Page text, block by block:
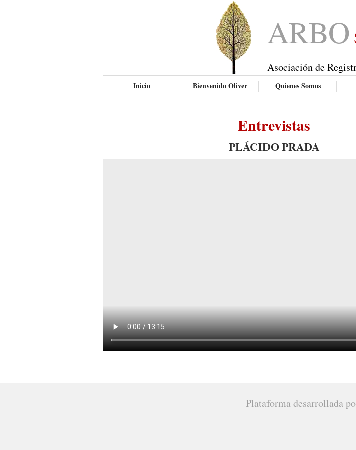
ARBO
Asociación de
Inicio Bienvenido Oliver Quienes Somos
Entrevistas
PLÁCIDO PRADA
Plataforma desarrollada